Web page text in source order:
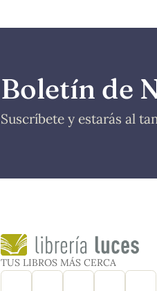
Boletín de
Suscríbete y estarás al
TUS LIBROS MÁS CERCA